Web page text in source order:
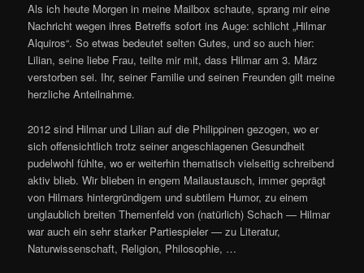
Als ich heute Morgen in meine Mailbox schaute, sprang mir eine
Nachricht wegen ihres Betreffs sofort ins Auge: schlicht „Hilmar
Alquiros“. So etwas bedeutet selten Gutes, und so auch hier:
Lilian, seine liebe Frau, teilte mir mit, dass Hilmar am 3. März
verstorben sei. Ihr, seiner Familie und seinen Freunden gilt meine
herzliche Anteilnahme.
2012 sind Hilmar und Lilian auf die Philippinen gezogen, wo er
sich offensichtlich trotz seiner angeschlagenen Gesundheit
pudelwohl fühlte, wo er weiterhin thematisch vielseitig schreibend
aktiv blieb. Wir blieben in engem Mailaustausch, immer geprägt
von Hilmars hintergründigem und subtilem Humor, zu einem
unglaublich breiten Themenfeld von (natürlich) Schach — Hilmar
war auch ein sehr starker Partiespieler — zu Literatur,
Naturwissenschaft, Religion, Philosophie, …